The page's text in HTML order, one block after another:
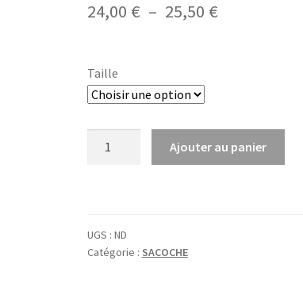
24,00 € – 25,50 €Plage
à
25,50 €
Taille
:
Grand
Ajouter au panier
UGS : ND
Catégorie : SACOCHE